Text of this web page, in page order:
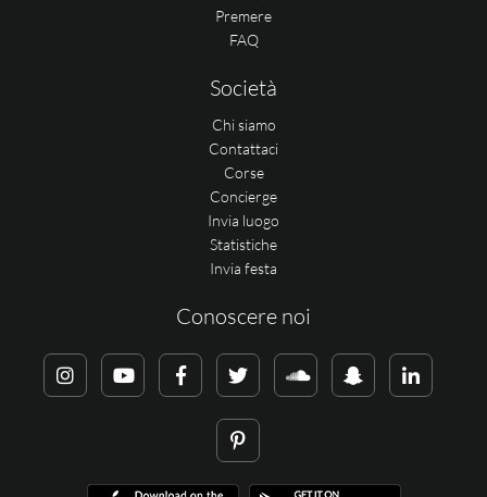
Premere
FAQ
Società
Chi siamo
Contattaci
Corse
Concierge
Invia luogo
Statistiche
Invia festa
Conoscere noi